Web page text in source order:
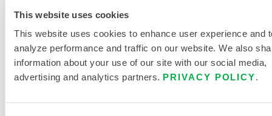
This website uses cookies
This website uses cookies to enhance user experience and
analyze performance and traffic on our website. We also
information about your use of our site with our social media,
advertising and analytics partners. PRIVACY POLICY.